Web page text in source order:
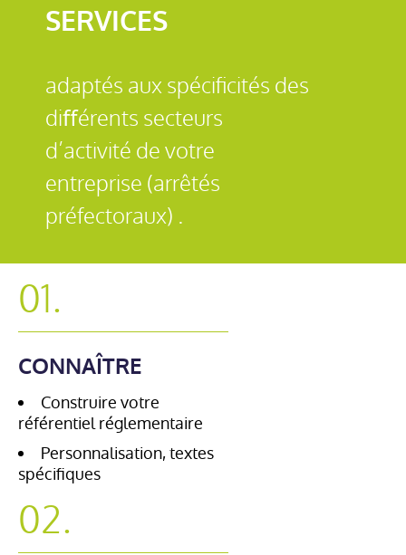
SERVICES
adaptés aux spéciﬁcités des
diﬀérents secteurs
d’activité de votre
entreprise (arrêtés
préfectoraux) .
01.
CONNAÎTRE
Construire votre
référentiel réglementaire
Personnalisation, textes
spécifiques
02.